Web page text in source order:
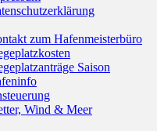
zum Hafenmeisterbüro
Saison
Wind & Meer